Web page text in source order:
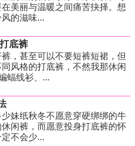
美丽与温暖之间痛苦抉择。想
的滋味...
底裤
，甚至可以不要短裤短裙，但
风格的打底裤，不然我那休闲
蝠线衫、...
妹纸秋冬不愿意穿硬绑绑的牛
闲裤，而愿意投身打底裤的怀
不会少...